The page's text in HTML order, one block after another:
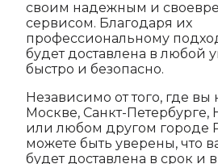
своим надежным и
сервисом. Благодаря их
профессиональному
будет доставлена в любой
быстро и безопасно.
Независимо от того, где вы
Москве, Санкт-Петербурге,
или любом другом городе
можете быть уверены, что
будет доставлена в срок и